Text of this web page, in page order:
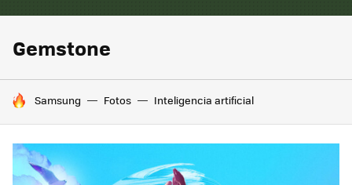
Gemstone
HOY SE HABLA DE
Samsung Fotos Inteligencia artificial